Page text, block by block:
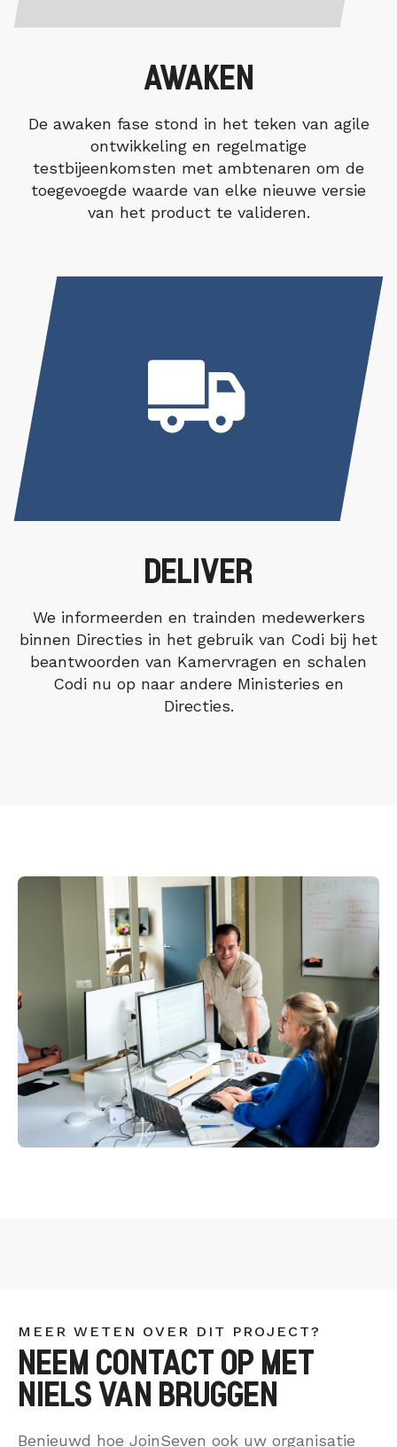
AWAKEN
De awaken fase stond in het teken van agile
ontwikkeling en regelmatige
testbijeenkomsten met ambtenaren om de
toegevoegde waarde van elke nieuwe versie
van het product te valideren.
DELIVER
We informeerden en trainden medewerkers
binnen Directies in het gebruik van Codi bij het
beantwoorden van Kamervragen en schalen
Codi nu op naar andere Ministeries en
Directies.
MEER WETEN OVER DIT PROJECT?
NEEM CONTACT OP MET
NIELS VAN BRUGGEN
Benieuwd hoe JoinSeven ook uw organisatie